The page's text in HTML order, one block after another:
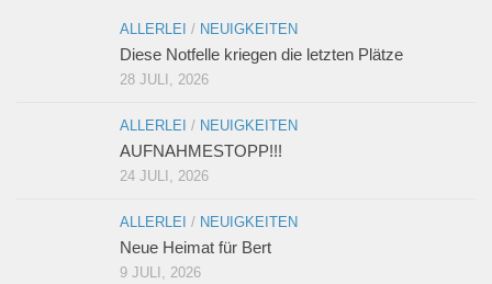
ALLERLEI / NEUIGKEITEN
Diese Notfelle kriegen die letzten Plätze
28 JULI, 2026
ALLERLEI / NEUIGKEITEN
AUFNAHMESTOPP!!!
24 JULI, 2026
ALLERLEI / NEUIGKEITEN
Neue Heimat für Bert
9 JULI, 2026